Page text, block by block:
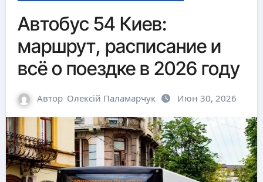
Автобус 54 Киев:
маршрут, расписание и
всё о поездке в 2026 году
Автор Олексій Паламарчук Июн 30, 2026